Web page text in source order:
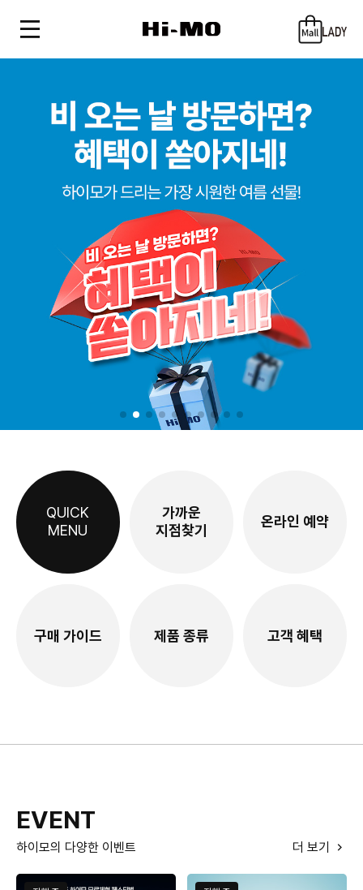
QUICK
MENU
가까운
지점찾기
온라인 예약
구매 가이드 제품 종류 고객 혜택
EVENT
하이모의 다양한 이벤트 더 보기